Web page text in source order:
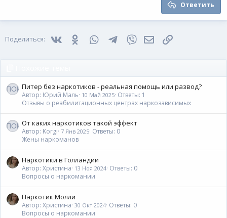
26
Trebuchet MS
Ответить
Поделиться: VkontakteOdnoklassniki
WhatsAppTelegramViber Электронная почта
Питер без наркотиков - реальная помощь или развод?
Автор: Юрий Маль 10 Май 2025 Ответы: 1
Отзывы о реабилитационных центрах наркозависимых
От каких наркотиков такой эффект
Автор: Korgi 7 Янв 2025 Ответы: 0
Жены наркоманов
Наркотики в Голландии
Автор: Христина 13 Ноя 2024 Ответы: 0
Вопросы о наркомании
Наркотик Молли
Автор: Христина 30 Окт 2024 Ответы: 0
Вопросы о наркомании